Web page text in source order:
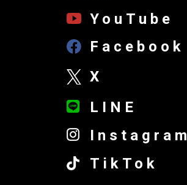
YouTube
Facebook
X
LINE
Instagram
TikTok